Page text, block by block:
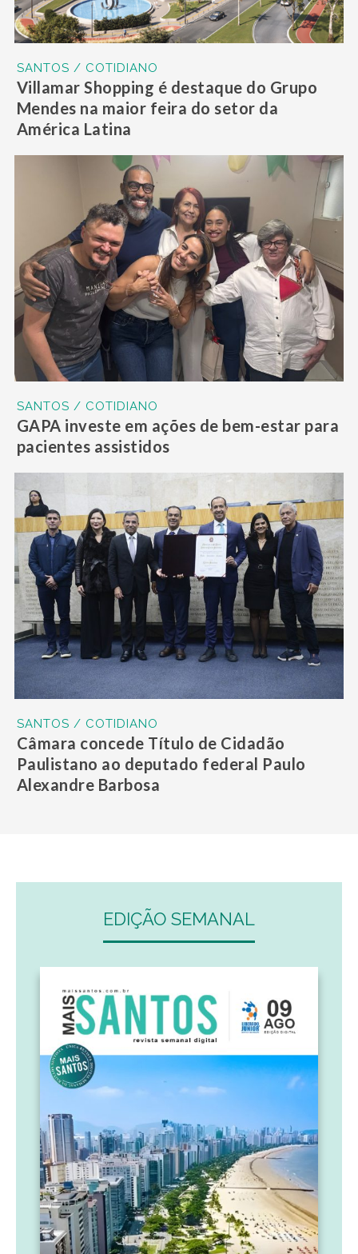
SANTOS / COTIDIANO
Villamar Shopping é destaque do Grupo
Mendes na maior feira do setor da
América Latina
SANTOS / COTIDIANO
GAPA investe em ações de bem-estar para
pacientes assistidos
SANTOS / COTIDIANO
Câmara concede Título de Cidadão
Paulistano ao deputado federal Paulo
Alexandre Barbosa
EDIÇÃO SEMANAL